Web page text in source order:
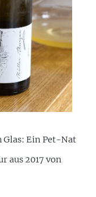
Glas: Ein Pet-Nat
aus 2017 von